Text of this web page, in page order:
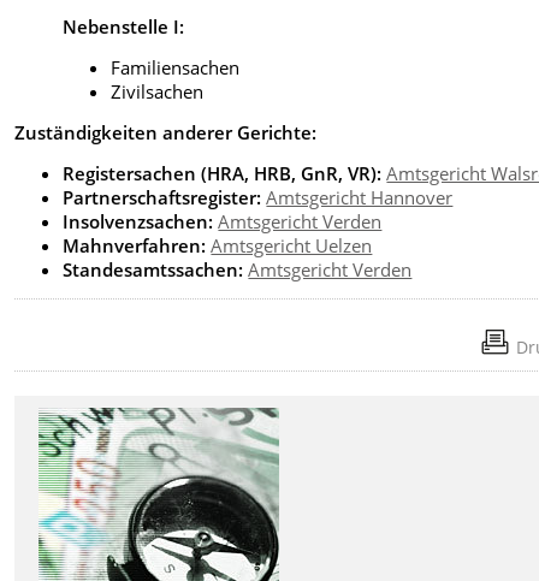
Nebenstelle I:
Familiensachen
Zivilsachen
Zuständigkeiten anderer Gerichte:
Registersachen (HRA, HRB, GnR, VR): Amtsgericht
Partnerschaftsregister: Amtsgericht Hannover
Insolvenzsachen: Amtsgericht Verden
Mahnverfahren: Amtsgericht Uelzen
Standesamtssachen: Amtsgericht Verden